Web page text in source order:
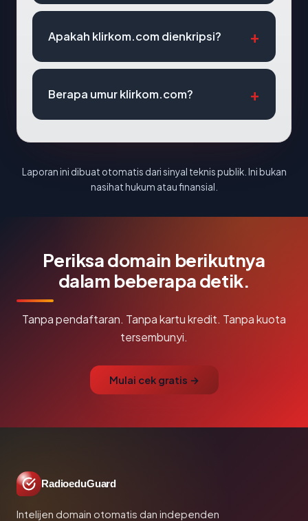
Apakah klirkom.com dienkripsi?
Berapa umur klirkom.com?
Laporan ini dibuat otomatis dari sinyal teknis publik. Ini bukan
nasihat hukum atau finansial.
Periksa domain berikutnya
dalam beberapa detik.
Tanpa pendaftaran. Tanpa kartu kredit. Tanpa kuota
tersembunyi.
Mulai cek gratis →
RadioeduGuard
Intelijen domain otomatis dan independen